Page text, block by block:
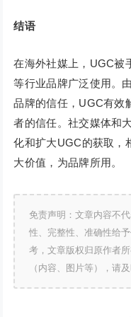
结语
在海外社媒上，UGC被
等行业品牌广泛使用。
品牌的信任，UGC有效
者的信任。社交媒体和
化和扩大UGC的获取，
大价值，为品牌所用。
免责声明：文章内容不
性、完整性、准确性给
考，文章版权归原作者
（内容、图片等），请